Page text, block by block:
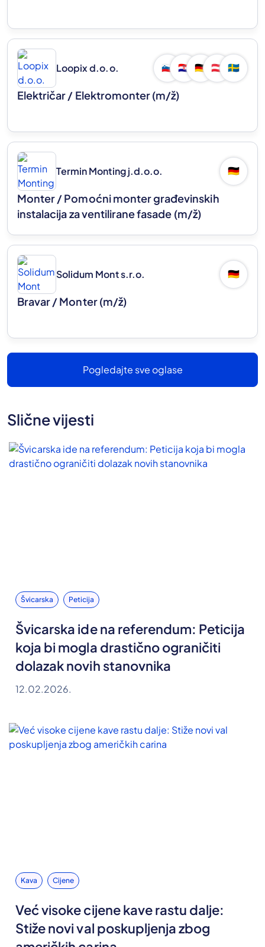
Loopix d.o.o. 🇸🇮 🇭🇷 🇩🇪 🇦🇹 🇸🇪
Električar / Elektromonter(m/ž)
Termin Monting j.d.o.o. 🇩🇪
Monter / Pomoćni monter građevinskih
instalacija za ventilirane fasade (m/ž)
Solidum Mont s.r.o. 🇩🇪
Bravar / Monter(m/ž)
Pogledajte sve oglase
Slične vijesti
Švicarska Peticija
Švicarska ide na referendum: Peticija
koja bi mogla drastično ograničiti
dolazak novih stanovnika
12.02.2026.
Kava Cijene
Već visoke cijene kave rastu dalje:
Stiže novi val poskupljenja zbog